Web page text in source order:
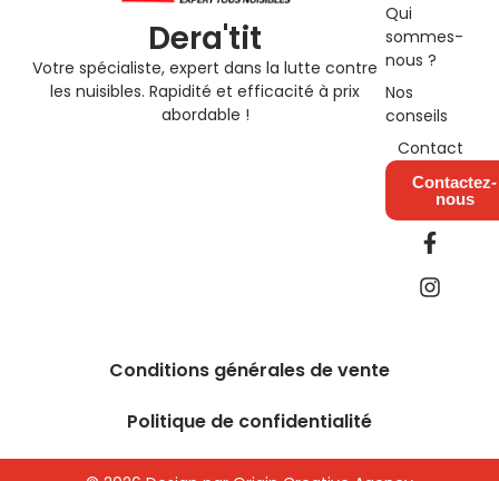
Dera'tit
Votre spécialiste, expert dans la lutte contre
les nuisibles. Rapidité et efficacité à prix
abordable !
Qui
sommes-
nous ?
Nos
conseils
Contact
Contactez-
nous
F
a
c
e
I
n
s
t
Conditions générales de vente
Politique de confidentialité